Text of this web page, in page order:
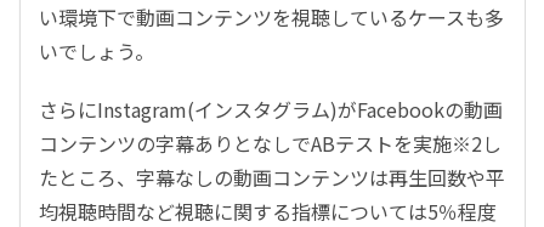
い環境下で動画コンテンツを視聴しているケースも多
いでしょう。
さらにInstagram(インスタグラム)がFacebookの動画
コンテンツの字幕ありとなしでABテストを実施※2し
たところ、字幕なしの動画コンテンツは再生回数や平
均視聴時間など視聴に関する指標については5％程度